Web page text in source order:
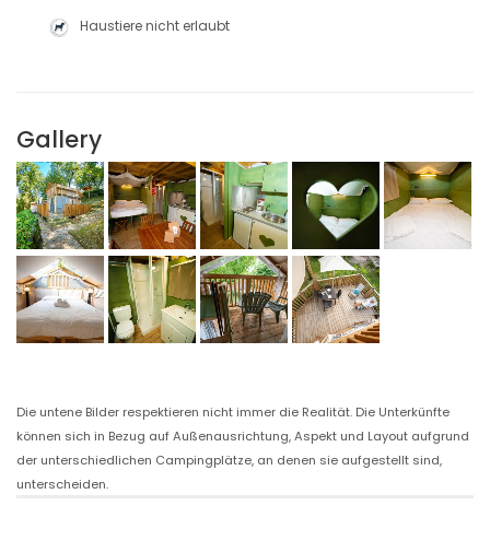
Haustiere nicht erlaubt
Gallery
Die untene Bilder respektieren nicht immer die Realität. Die Unterkünfte
können sich in Bezug auf Außenausrichtung, Aspekt und Layout aufgrund
der unterschiedlichen Campingplätze, an denen sie aufgestellt sind,
unterscheiden.